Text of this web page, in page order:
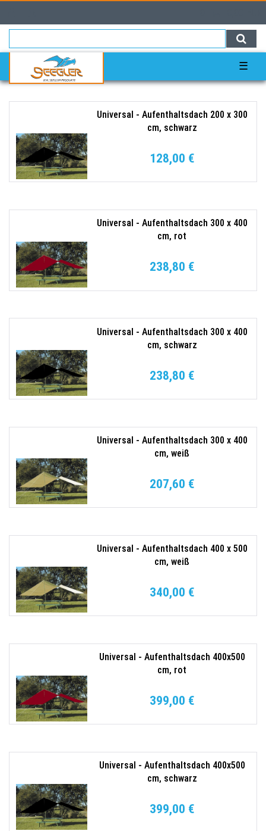
☰
Universal - Aufenthaltsdach 200 x 300
cm, schwarz
128,00 €
Universal - Aufenthaltsdach 300 x 400
cm, rot
238,80 €
Universal - Aufenthaltsdach 300 x 400
cm, schwarz
238,80 €
Universal - Aufenthaltsdach 300 x 400
cm, weiß
207,60 €
Universal - Aufenthaltsdach 400 x 500
cm, weiß
340,00 €
Universal - Aufenthaltsdach 400x500
cm, rot
399,00 €
Universal - Aufenthaltsdach 400x500
cm, schwarz
399,00 €